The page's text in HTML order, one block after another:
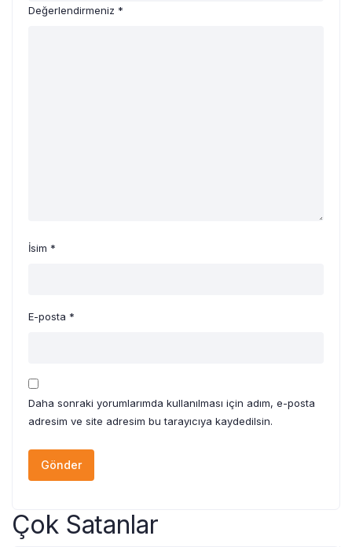
Değerlendirmeniz *
İsim *
E-posta *
Daha sonraki yorumlarımda kullanılması için adım, e-posta
adresim ve site adresim bu tarayıcıya kaydedilsin.
Çok Satanlar